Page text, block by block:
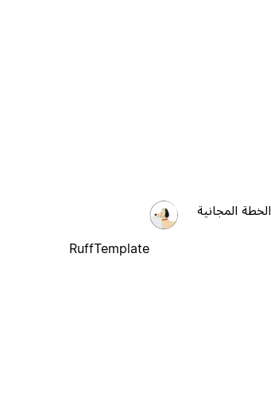
الخطة المجانية
RuffTemplate